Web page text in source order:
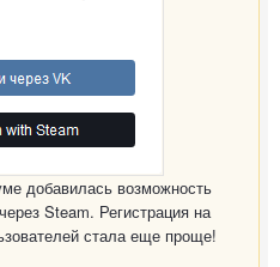
добавилась возможность
Steam. Регистрация на
стала еще проще!